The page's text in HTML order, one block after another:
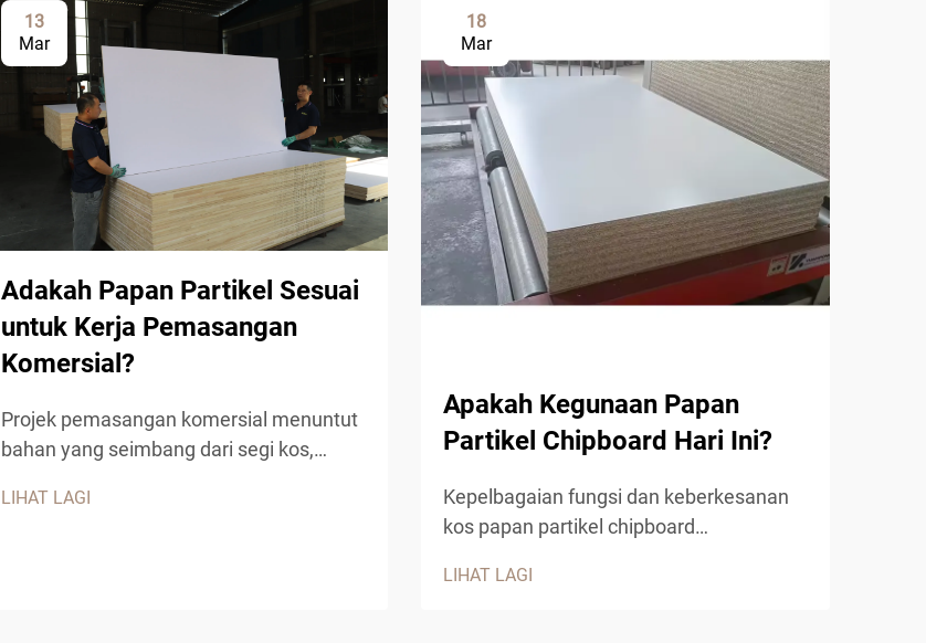
13
Mar
Adakah Papan Partikel Sesuai
untuk Kerja Pemasangan
Komersial?
Projek pemasangan komersial menuntut
bahan yang seimbang dari segi kos,
Papan partikel telah muncul sebagai
LIHAT LAGI
18
Mar
Apakah Kegunaan Papan
Partikel Chipboard Hari Ini?
Kepelbagaian fungsi dan keberkesanan
kos papan partikel chipboard
pembinaan moden, pengilangan perabot,
LIHAT LAGI